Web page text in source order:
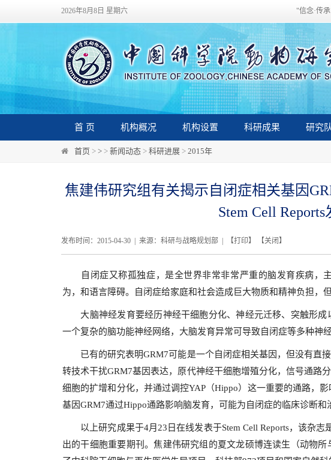
2026年8月8日 星期六 "信念·传
首 页 机构概况 机构设置 科研成果 研究
首页 > > > 新闻动态 > 科研进展 > 2015年
焦建伟研究组有关揭示自闭症相关基因
Stem Cell Reports
发布时间：2015-04-30 | 来源：科研与战略规划部 | 【打印】 【关闭 】
自闭症又称孤独症，是全世界非常非常严重的脑发育疾病，
为，和语言障碍。自闭症给家庭和社会造成巨大物质和精神负担，
大脑神经发育要经历神经干细胞分化、神经元迁移、突触形成
一个复杂的脑功能神经网络，大脑发育异常可导致自闭症等多种神经
已有的研究表明GRM7可能是一个自闭症相关基因，但没有直
转技术干扰GRM7基因表达，原代神经干细胞增殖分化，信号通路
细胞的扩增和分化，并通过调控YAP（Hippo）这一重要的通路，
基因GRM7通过Hippo通路影响脑发育，可能为自闭症的临床诊断和
以上研究成果于4月23日在线发表于Stem Cell Reports，该杂志
出的干细胞重要期刊。焦建伟研究组的夏文龙硕博连读生（动物